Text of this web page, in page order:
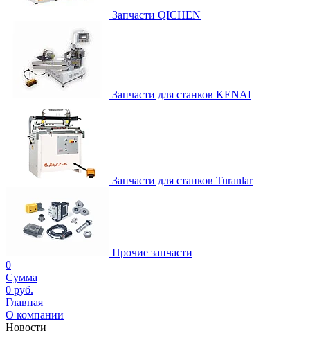
Запчасти QICHEN
Запчасти для станков KENAI
Запчасти для станков Turanlar
Прочие запчасти
0
Сумма
0 руб.
Главная
О компании
Новости